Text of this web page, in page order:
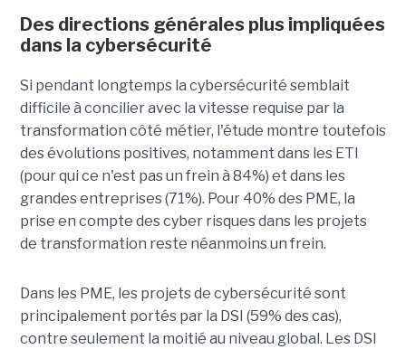
Des directions générales plus impliquées
dans la cybersécurité
Si pendant longtemps la cybersécurité semblait
difficile à concilier avec la vitesse requise par la
transformation côté métier, l'étude montre toutefois
des évolutions positives, notamment dans les ETI
(pour qui ce n'est pas un frein à 84%) et dans les
grandes entreprises (71%). Pour 40% des PME, la
prise en compte des cyber risques dans les projets
de transformation reste néanmoins un frein.
Dans les PME, les projets de cybersécurité sont
principalement portés par la DSI (59% des cas),
contre seulement la moitié au niveau global. Les DSI